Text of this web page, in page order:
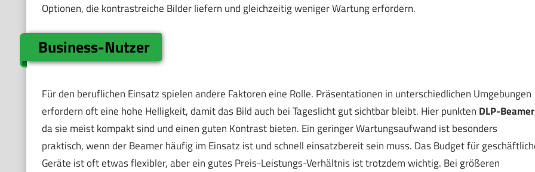
Optionen, die kontrastreiche Bilder liefern und gleichzeitig weniger Wartung erfordern.
Business-Nutzer
Für den beruflichen Einsatz spielen andere Faktoren eine Rolle. Präsentationen in unterschiedlichen Umgebungen
erfordern oft eine hohe Helligkeit, damit das Bild auch bei Tageslicht gut sichtbar bleibt. Hier punkten DLP-Beamer
da sie meist kompakt sind und einen guten Kontrast bieten. Ein geringer Wartungsaufwand ist besonders
praktisch, wenn der Beamer häufig im Einsatz ist und schnell einsatzbereit sein muss. Das Budget für
Geräte ist oft etwas flexibler, aber ein gutes Preis-Leistungs-Verhältnis ist trotzdem wichtig. Bei größeren